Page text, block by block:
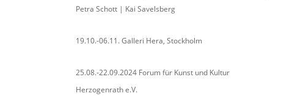
Petra Schott | Kai Savelsberg
19.10.-06.11. Galleri Hera, Stockholm
25.08.-22.09.2024 Forum für Kunst und Kultur
Herzogenrath e.V.